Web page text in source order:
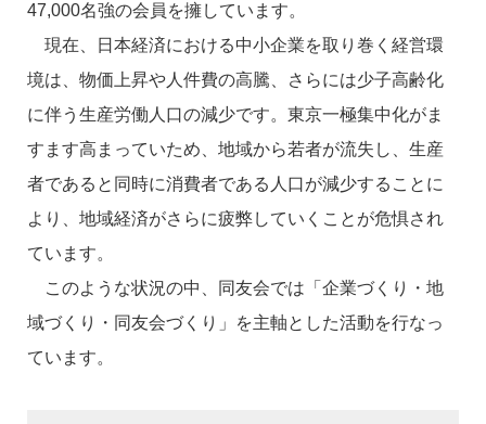
47,000名強の会員を擁しています。
現在、日本経済における中小企業を取り巻く経営環
境は、物価上昇や人件費の高騰、さらには少子高齢化
に伴う生産労働人口の減少です。東京一極集中化がま
すます高まっていため、地域から若者が流失し、生産
者であると同時に消費者である人口が減少することに
より、地域経済がさらに疲弊していくことが危惧され
ています。
このような状況の中、同友会では「企業づくり・地
域づくり・同友会づくり」を主軸とした活動を行なっ
ています。